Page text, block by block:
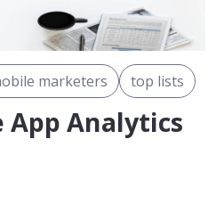
marketers top lists
App Analytics